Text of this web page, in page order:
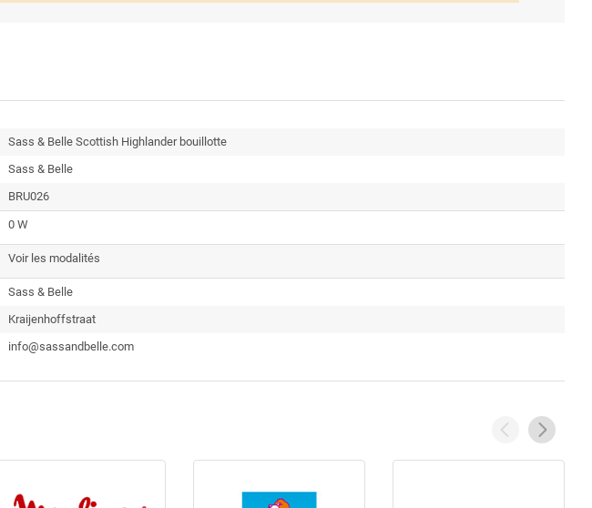
Sass & Belle Scottish Highlander bouillotte
Sass & Belle
BRU026
0 W
Voir les modalités
Sass & Belle
Kraijenhoffstraat
info@sassandbelle.com